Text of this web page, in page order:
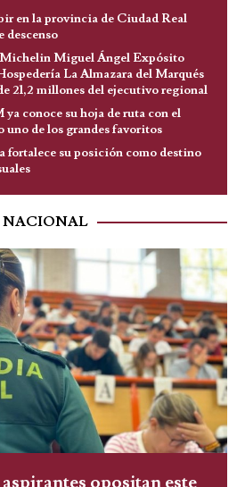
en la provincia de Ciudad Real
descenso
Michelin Miguel Ángel Expósito
La Almazara del Marqués
21,2 millones del ejecutivo regional
conoce su hoja de ruta con el
uno de los grandes favoritos
fortalece su posición como destino
NACIONAL
opositan este